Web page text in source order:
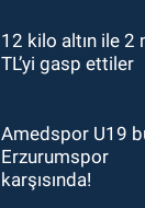
12 kilo altın ile 2
TL’yi gasp ettiler
Amedspor U19
Erzurumspor
karşısında!